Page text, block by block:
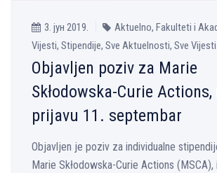
3. јун 2019.
Aktuelno, Fakulteti i
Vijesti, Stipendije, Sve Aktuelnosti, Sve Vijesti
Objavljen poziv za Marie
Skłodowska-Curie
prijavu 11. septembar
Objavljen je poziv za individualne
Marie Skłodowska-Curie Actions